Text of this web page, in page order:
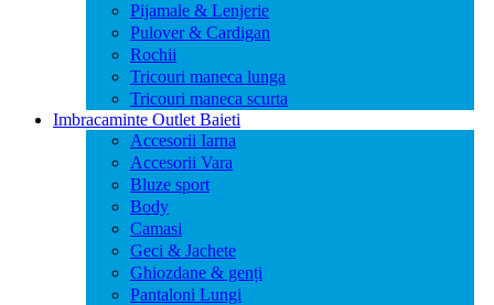
Pijamale & Lenjerie
Pulover & Cardigan
Rochii
Tricouri maneca lunga
Tricouri maneca scurta
Imbracaminte Outlet Baieti
Accesorii Iarna
Accesorii Vara
Bluze sport
Body
Camasi
Geci & Jachete
Ghiozdane & genți
Pantaloni Lungi